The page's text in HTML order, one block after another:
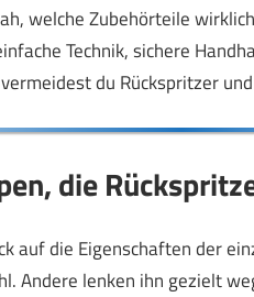
welche Zubehörteile
Technik, sichere
du Rückspritzer
die
auf die Eigenschaften der
Andere lenken ihn gezielt